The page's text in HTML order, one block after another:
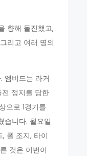
향해 돌진했고,
리고 여러 명의
엠비드는 라커
정지를 당한
으로 1경기를
습니다. 월요일
, 폴 조지, 타이
것은 이번이